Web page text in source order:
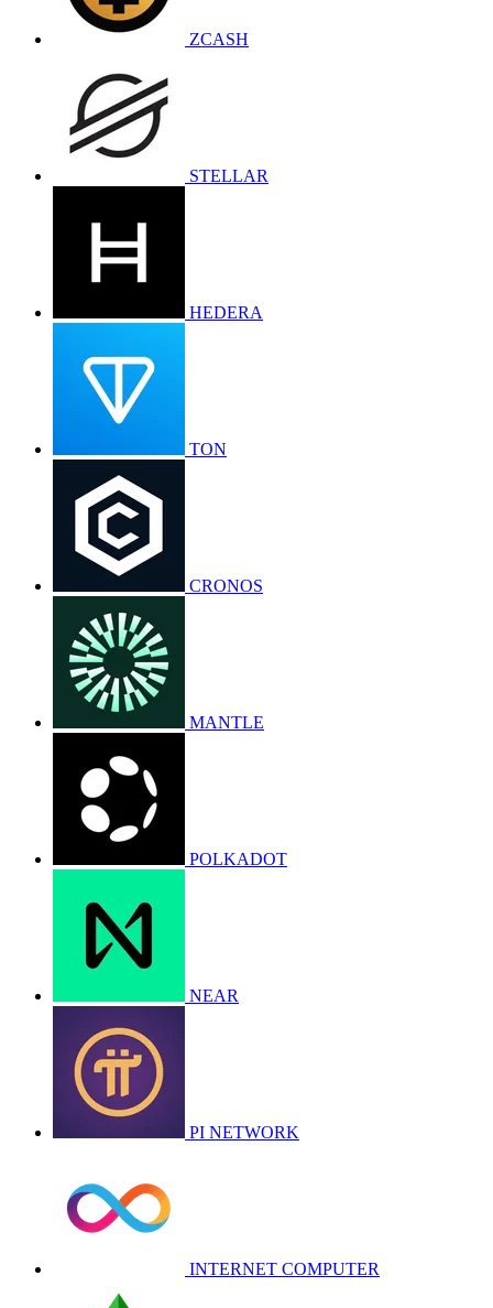
ZCASH
STELLAR
HEDERA
TON
CRONOS
MANTLE
POLKADOT
NEAR
PI NETWORK
INTERNET COMPUTER